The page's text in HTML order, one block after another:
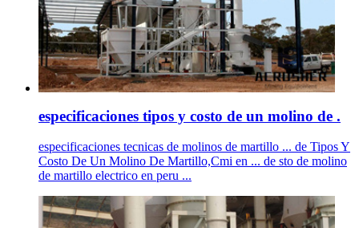
especificaciones tipos y costo de un molino de .
especificaciones tecnicas de molinos de martillo ... de Tipos Y
Costo De Un Molino De Martillo,Cmi en ... de sto de molino
de martillo electrico en peru ...